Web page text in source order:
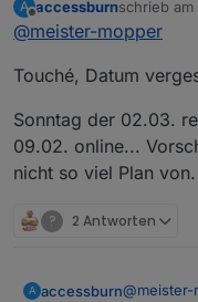
Hä?
Soll
@
@
A
Offline
accessburnschrieb am
zuletzt
@meister-mopper
Touché, Datum
Sonntag der 02.03.
09.02. online...
nicht so viel Plan von.
? 2 Antworten
A accessburn@meister-